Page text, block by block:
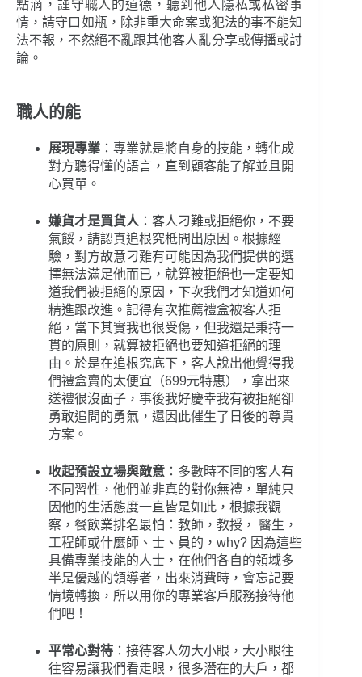
點滴，謹守職人的道德，聽到他人隱私或私密事
情，請守口如瓶，除非重大命案或犯法的事不能知
法不報，不然絕不亂跟其他客人亂分享或傳播或討
論。
職人的能
展現專業 ：專業就是將自身的技能，轉化成
對方聽得懂的語言，直到顧客能了解並且開
心買單。
嫌貨才是買貨人 ：客人刁難或拒絕你，不要
氣餒，請認真追根究柢問出原因。根據經
驗，對方故意刁難有可能因為我們提供的選
擇無法滿足他而已，就算被拒絕也一定要知
道我們被拒絕的原因，下次我們才知道如何
精進跟改進。記得有次推薦禮盒被客人拒
絕，當下其實我也很受傷，但我還是秉持一
貫的原則，就算被拒絕也要知道拒絕的理
由。於是在追根究底下，客人說出他覺得我
們禮盒賣的太便宜（699元特惠），拿出來
送禮很沒面子，事後我好慶幸我有被拒絕卻
勇敢追問的勇氣，還因此催生了日後的尊貴
方案。
收起預設立場與敵意 ：多數時不同的客人有
不同習性，他們並非真的對你無禮，單純只
因他的生活態度一直皆是如此，根據我觀
察，餐飲業排名最怕：教師，教授， 醫生，
工程師或什麼師、士、員的，why? 因為這些
具備專業技能的人士，在他們各自的領域多
半是優越的領導者，出來消費時，會忘記要
情境轉換，所以用你的專業客戶服務接待他
們吧！
平常心對待 ：接待客人勿大小眼，大小眼往
往容易讓我們看走眼，很多潛在的大戶，都